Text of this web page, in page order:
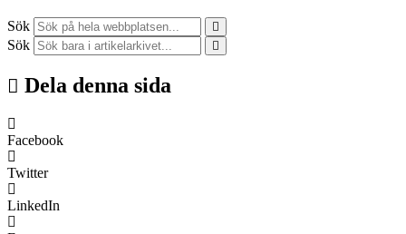
Sök
Sök
Dela denna sida
Facebook
Twitter
LinkedIn